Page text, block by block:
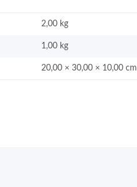
2,00 kg
1,00 kg
20,00 × 30,00 × 10,00 cm